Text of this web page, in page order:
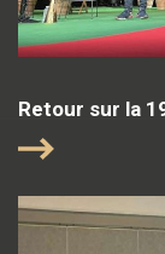
Retour sur la